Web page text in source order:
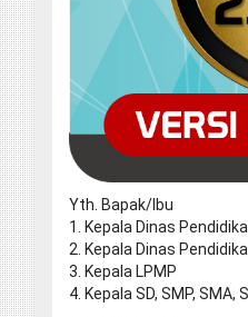
Yth. Bapak/Ibu
1. Kepala Dinas
2. Kepala Dinas
3. Kepala LPMP
4. Kepala SD, SMP, SMA,